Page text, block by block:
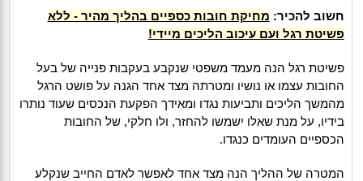
חשוב להכיר: מחיקת חובות כספיים בהליך מהיר - ללא
פשיטת רגל ועם עיכוב הליכים מיידי!
פשיטת רגל הנה מעמד משפטי שנקבע בעקבות פנייה של בעל
החובות עצמו או נושיו ומטרתה מצד אחד הגנה על פושט הרגל
מהמשך הליכים ותביעות נגדו ומאידך הפקעת הנכסים שעוד נותרו
בידיו, על מנת שאלו ישמשו להחזר, ולו חלקי, של החובות
הכספיים העומדים כנגדו.
המטרה של ההליך הנה מצד אחד לאפשר לאדם החייב שנקלע